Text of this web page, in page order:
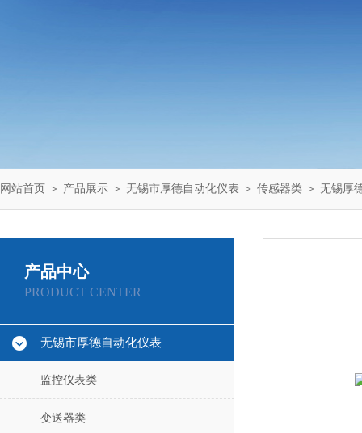
网站首页 ＞ 产品展示 ＞ 无锡市厚德自动化仪表 ＞ 传感器类 ＞ 无锡厚
产品中心
PRODUCT CENTER
无锡市厚德自动化仪表
监控仪表类
变送器类